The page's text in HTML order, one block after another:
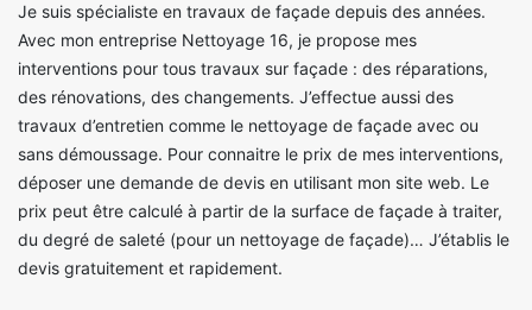
Je suis spécialiste en travaux de façade depuis des années.
Avec mon entreprise Nettoyage 16, je propose mes
interventions pour tous travaux sur façade : des réparations,
des rénovations, des changements. J’effectue aussi des
travaux d’entretien comme le nettoyage de façade avec ou
sans démoussage. Pour connaitre le prix de mes interventions,
déposer une demande de devis en utilisant mon site web. Le
prix peut être calculé à partir de la surface de façade à traiter,
du degré de saleté (pour un nettoyage de façade)… J’établis le
devis gratuitement et rapidement.